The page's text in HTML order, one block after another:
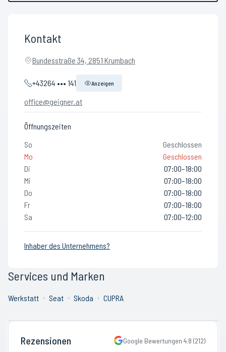
Kontakt
Bundesstraße 34, 2851 Krumbach
+43264 ••• 141 Anzeigen
office@geigner.at
Öffnungszeiten
So
Geschlossen
Mo
Geschlossen
Di
07:00–18:00
Mi
07:00–18:00
Do
07:00–18:00
Fr
07:00–18:00
Sa
07:00–12:00
Inhaber des Unternehmens?
Services und Marken
Werkstatt Seat Skoda CUPRA
Rezensionen Google Bewertungen 4.8 (212)